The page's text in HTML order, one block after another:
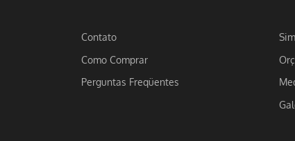
Contato
Como Comprar
Perguntas Freqüentes